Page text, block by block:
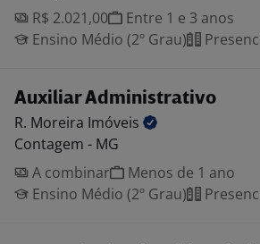
R$ 2.021,00
Entre 1 e 3 anos
Ensino Médio (2º Grau)
Auxiliar Administrativo
R. Moreira Imóveis
Contagem - MG
A combinar
Menos de 1 ano
Ensino Médio (2º Grau)